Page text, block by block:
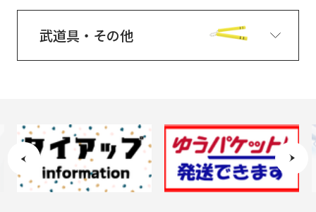
武道具・その他